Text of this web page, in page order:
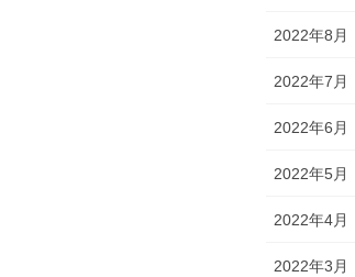
2022年8月
2022年7月
2022年6月
2022年5月
2022年4月
2022年3月